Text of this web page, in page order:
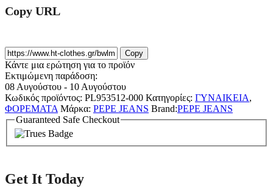
Copy URL
Copy
Κάντε μια ερώτηση για το προϊόν
Εκτιμώμενη παράδοση:
08 Αυγούστου - 10 Αυγούστου
Κωδικός προϊόντος: PL953512-000 Κατηγορίες: ΓΥΝΑΙΚΕΙΑ,
ΦΟΡΕΜΑΤΑ Μάρκα: PEPE JEANS Brand:PEPE JEANS
Guaranteed Safe Checkout
Get It Today